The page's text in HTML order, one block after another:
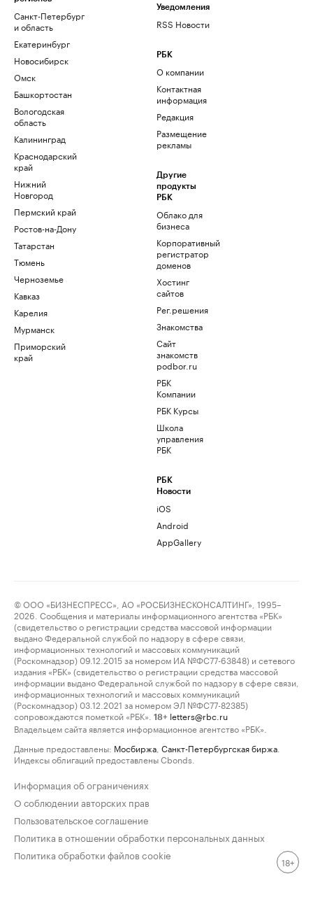
Санкт-Петербург
и область
Екатеринбург
Новосибирск
Омск
Башкортостан
Вологодская
область
Калининград
Краснодарский
край
Нижний
Новгород
Пермский край
Ростов-на-Дону
Татарстан
Тюмень
Черноземье
Кавказ
Карелия
Мурманск
Приморский
край
Уведомления
RSS Новости
РБК
О компании
Контактная
информация
Редакция
Размещение
рекламы
Другие
продукты
РБК
Облако для
бизнеса
Корпоративный
регистратор
доменов
Хостинг
сайтов
Рег.решения
Знакомства
Сайт
знакомств
podbor.ru
РБК
Компании
РБК Курсы
Школа
управления
РБК
РБК
Новости
iOS
Android
AppGallery
© ООО «БИЗНЕСПРЕСС», АО «РОСБИЗНЕСКОНСАЛТИНГ», 1995–
2026. Сообщения и материалы информационного агентства «РБК»
(свидетельство о регистрации средства массовой информации
выдано Федеральной службой по надзору в сфере связи,
информационных технологий и массовых коммуникаций
(Роскомнадзор) 09.12.2015 за номером ИА №ФС77-63848) и сетевого
издания «РБК» (свидетельство о регистрации средства массовой
информации выдано Федеральной службой по надзору в сфере связи,
информационных технологий и массовых коммуникаций
(Роскомнадзор) 03.12.2021 за номером ЭЛ №ФС77-82385)
сопровождаются пометкой «РБК».
18+ letters@rbc.ru
Владельцем сайта является информационное агентство «РБК».
Данные предоставлены: Мосбиржа Санкт-Петербургская биржа
Индексы облигаций предоставлены Cbonds.
Информация об ограничениях
О соблюдении авторских прав
Пользовательское соглашение
Политика в отношении обработки персональных данных
Политика обработки файлов cookie
18+